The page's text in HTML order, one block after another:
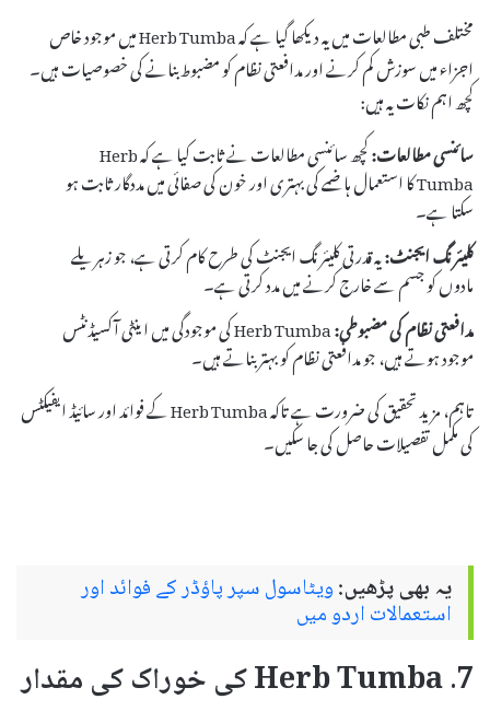
مختلف طبی مطالعات میں یہ دیکھا گیا ہے کہ Herb Tumba میں موجود خاص
اجزاء میں سوزش کم کرنے اور مدافعتی نظام کو مضبوط بنانے کی خصوصیات ہیں۔
کچھ اہم نکات یہ ہیں:
سائنسی مطالعات:
کچھ سائنسی مطالعات نے ثابت کیا ہے کہ Herb
Tumba کا استعمال ہاضمے کی بہتری اور خون کی صفائی میں مددگار ثابت ہو
سکتا ہے۔
کلیئرنگ ایجنٹ:یہ قدرتی کلیئرنگ ایجنٹ کی طرح کام کرتی ہے، جو زہریلے
مادوں کو جسم سے خارج کرنے میں مدد کرتی ہے۔
مدافعتی نظام کی مضبوطی:
Herb Tumba کی موجودگی میں اینٹی آکسیڈنٹس
موجود ہوتے ہیں، جو مدافعتی نظام کو بہتر بناتے ہیں۔
تاہم، مزید تحقیق کی ضرورت ہے تاکہ Herb Tumba کے فوائد اور سائیڈ ایفیکٹس
کی مکمل تفصیلات حاصل کی جا سکیں۔
یہ بھی پڑھیں:ویٹاسول سپر پاؤڈر کے فوائد اور
استعمالات اردو میں
7. Herb Tumba کی خوراک کی مقدار